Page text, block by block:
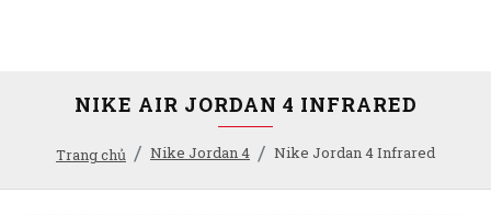
Trang chủ Nike Jordan 4 Nike Jordan 4 Infrared
NIKE AIR JORDAN 4 INFRARED